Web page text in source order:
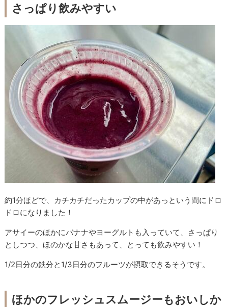
さっぱり飲みやすい
約1分ほどで、カチカチだったカップの中があっという間にドロ
ドロになりました！
アサイーのほかにバナナやヨーグルトも入っていて、さっぱり
としつつ、ほのかな甘さもあって、とっても飲みやすい！
1/2日分の鉄分と1/3日分のフルーツが摂取できるそうです。
ほかのフレッシュスムージーもおいしか